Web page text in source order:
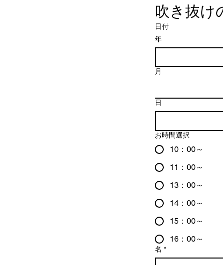
吹き抜け
日付
年
月
日
お時間選択
10：00～
11：00～
13：00～
14：00～
15：00～
16：00～
名 *